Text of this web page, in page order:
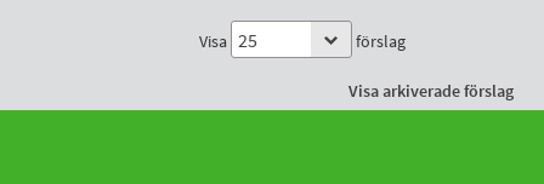
Visa förslag
Visa arkiverade förslag